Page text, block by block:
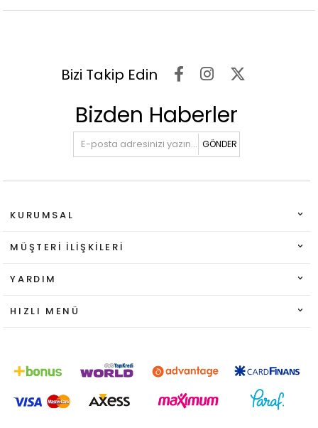
Bizi Takip Edin
Bizden Haberler
GÖNDER
KURUMSAL
MÜŞTERI İLIŞKILERI
YARDIM
HIZLI MENÜ